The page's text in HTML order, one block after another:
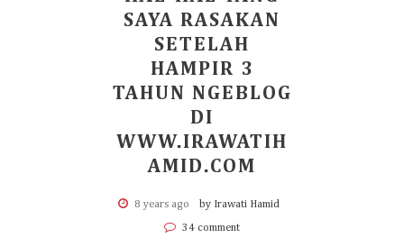
SAYA RASAKAN
SETELAH
HAMPIR 3
TAHUN NGEBLOG
DI
WWW.IRAWATIH
AMID.COM
8 years ago by Irawati Hamid
34 comment